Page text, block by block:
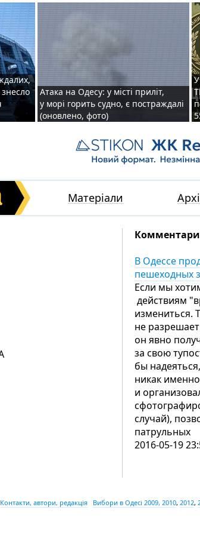
Атака на Одесу: у місті приліт,
у морі горить судно, є постраждалі
(оновлено, фото)
Матеріали
В Одессе
пешеходных
Если мы
действиям
измениться.
не
он явно
за свою
бы
никак
и
случай),
патрульных
2016-05-19
Контакти, автори, редакція Вибори в Одесі 2009, 2010, 2012,